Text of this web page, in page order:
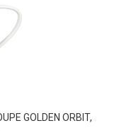
GOLDEN ORBIT,